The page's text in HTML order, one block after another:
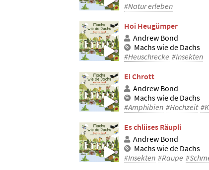
#Natur erleben
Hoi Heugümper
Andrew Bond
Machs wie de Dachs
#Heuschrecke #Insekten
Ei Chrott
Andrew Bond
Machs wie de Dachs
#Amphibien #Hochzeit
Es chliises Räupli
Andrew Bond
Machs wie de Dachs
#Insekten #Raupe